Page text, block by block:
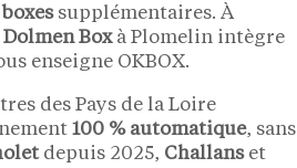
supplémentaires. À
Dolmen Boxà Plomelin intègre
enseigne OKBOX.
des Pays de la Loire
100 % automatique, sans
depuis 2025, Challanset